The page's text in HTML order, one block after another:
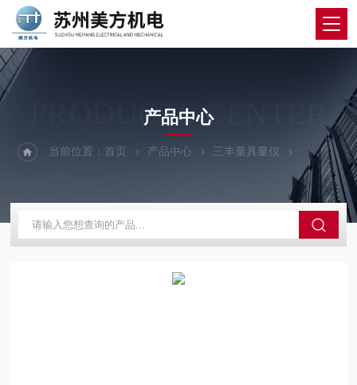
PRODUCTS CENTER
产品中心
当前位置：首页 产品中心 三丰量具量仪 三丰低测